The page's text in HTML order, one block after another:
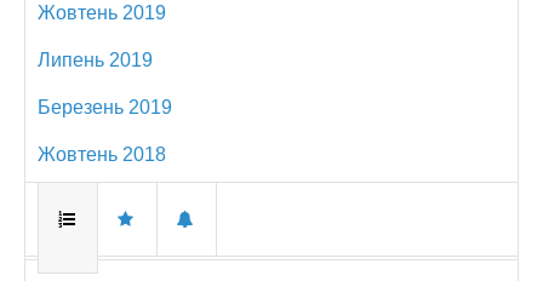
Жовтень 2019
Липень 2019
Березень 2019
Жовтень 2018